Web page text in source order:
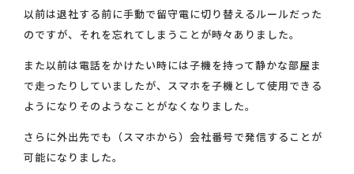
以前は退社する前に手動で留守電に切り替えるルールだった
のですが、それを忘れてしまうことが時々ありました。
また以前は電話をかけたい時には子機を持って静かな部屋ま
で走ったりしていましたが、スマホを子機として使用できる
ようになりそのようなことがなくなりました。
さらに外出先でも（スマホから）会社番号で発信することが
可能になりました。